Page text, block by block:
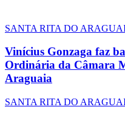
SANTA RITA DO
Vinícius Gonzaga faz
Ordinária da Câmara
Araguaia
SANTA RITA DO